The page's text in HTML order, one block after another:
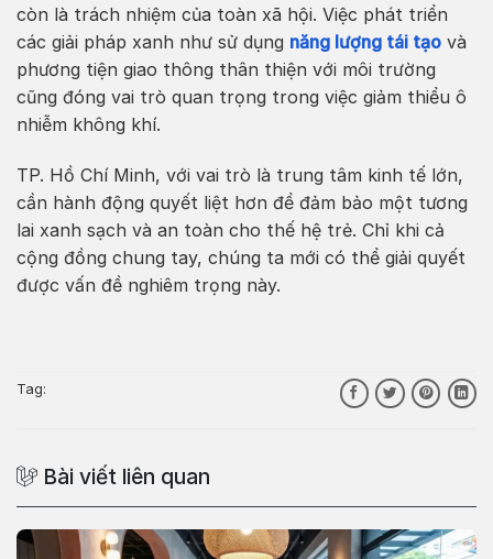
còn là trách nhiệm của toàn xã hội. Việc phát triển
các giải pháp xanh như sử dụng năng lượng tái tạovà
phương tiện giao thông thân thiện với môi trường
cũng đóng vai trò quan trọng trong việc giảm thiểu ô
nhiễm không khí.
TP. Hồ Chí Minh, với vai trò là trung tâm kinh tế lớn,
cần hành động quyết liệt hơn để đảm bảo một tương
lai xanh sạch và an toàn cho thế hệ trẻ. Chỉ khi cả
cộng đồng chung tay, chúng ta mới có thể giải quyết
được vấn đề nghiêm trọng này.
Tag:
Bài viết liên quan